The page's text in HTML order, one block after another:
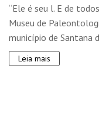
“Ele é seu l. E de
Museu de
município de Santana
Leia mais